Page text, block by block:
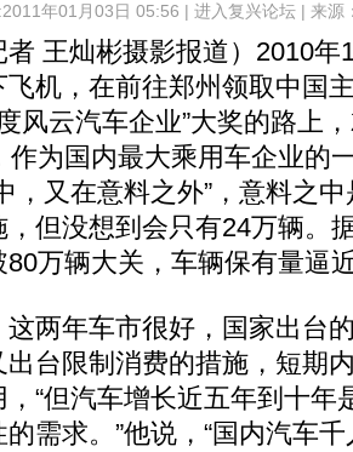
年01月03日 05:56 | 进入复兴论坛 | 来源
王灿彬摄影报道）2010年
机，在前往郑州领取中国
风云汽车企业”大奖的路上
作为国内最大乘用车企业的
，又在意料之外”，意料之
但没想到会只有24万辆。
万辆大关，车辆保有量逼
年车市很好，国家出台
出台限制消费的措施，短期
“但汽车增长近五年到十年
需求。”他说，“国内汽车